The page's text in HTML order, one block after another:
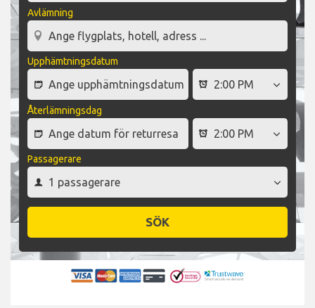
Avlämning
Upphämtningsdatum
Återlämningsdag
Passagerare
SÖK